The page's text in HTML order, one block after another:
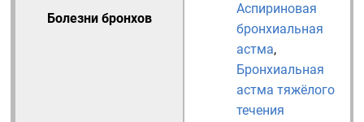
Болезни бронхов
Аспириновая
бронхиальная
астма,
Бронхиальная
астма тяжёлого
течения